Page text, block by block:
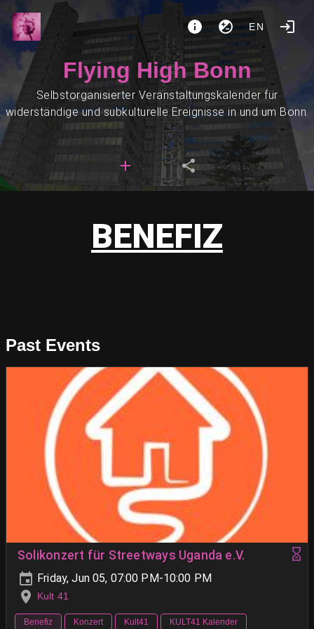
EN
Flying High Bonn
Selbstorganisierter Veranstaltungskalender für
widerständige und subkulturelle Ereignisse in und um Bonn.
BENEFIZ
Past Events
Solikonzert für Streetways Uganda e.V.
Friday, Jun 05, 07:00 PM-10:00 PM
Kult 41
Benefiz Konzert Kult41 KULT41 Kalender